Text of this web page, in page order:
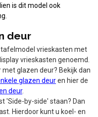
is dit model ook
deur
vrieskasten met
vrieskasten genoemd.
glazen deur? Bekijk dan
glazen deuren hier de
deur.
'Side-by-side' staan? Dan
Hierdoor kunt u koel- en